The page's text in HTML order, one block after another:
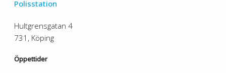
Polisstation
Hultgrensgatan 4
731, Köping
Öppettider